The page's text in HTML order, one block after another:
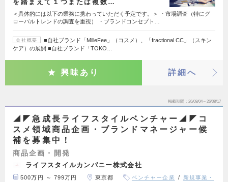
を踏まえて１つまたは複数…
＜具体的には以下の業務に携わっていただく予定です。＞ ・市場調査（特にグ
ローバルトレンドの調査を重視） ・ブランドコンセプト…
会社概要
■自社ブランド「MilleFee」（コスメ）、「fractional CC」（スキン
ケア）の展開 ■自社ブランド「TOKO…
興味あり 詳細へ
掲載期間 26/08/04～26/08/17
◢◤急成長ライフスタイルベンチャー◢◤コ
スメ領域商品企画・ブランドマネージャー候
補を募集中！
商品企画・開発
ライフスタイルカンパニー株式会社
500万円 ～ 799万円 東京都 ベンチャー企業
新規事業・